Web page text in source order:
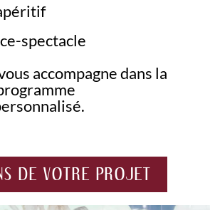
spectacle
accompagne dans la
DE VOTRE PROJET